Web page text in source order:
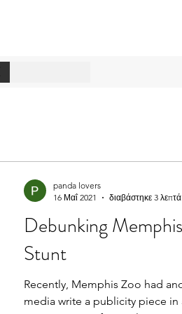
Debunking
Stunt
Recently, Memphis Zoo had
media write a publicity piece
panda lovers
16 Μαΐ 2021
διαβάστηκε 3 λεπτά